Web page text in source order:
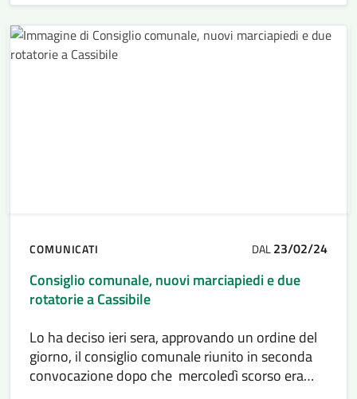
COMUNICATI DAL23/02/24
Consiglio comunale, nuovi marciapiedi e due
rotatorie a Cassibile
Lo ha deciso ieri sera, approvando un ordine del
giorno, il consiglio comunale riunito in seconda
convocazione dopo che mercoledì scorso era